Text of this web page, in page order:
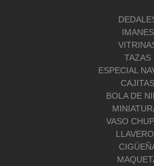
IMANES
TAZAS
ESPECIAL
CAJITAS
BOLA DE
VASO